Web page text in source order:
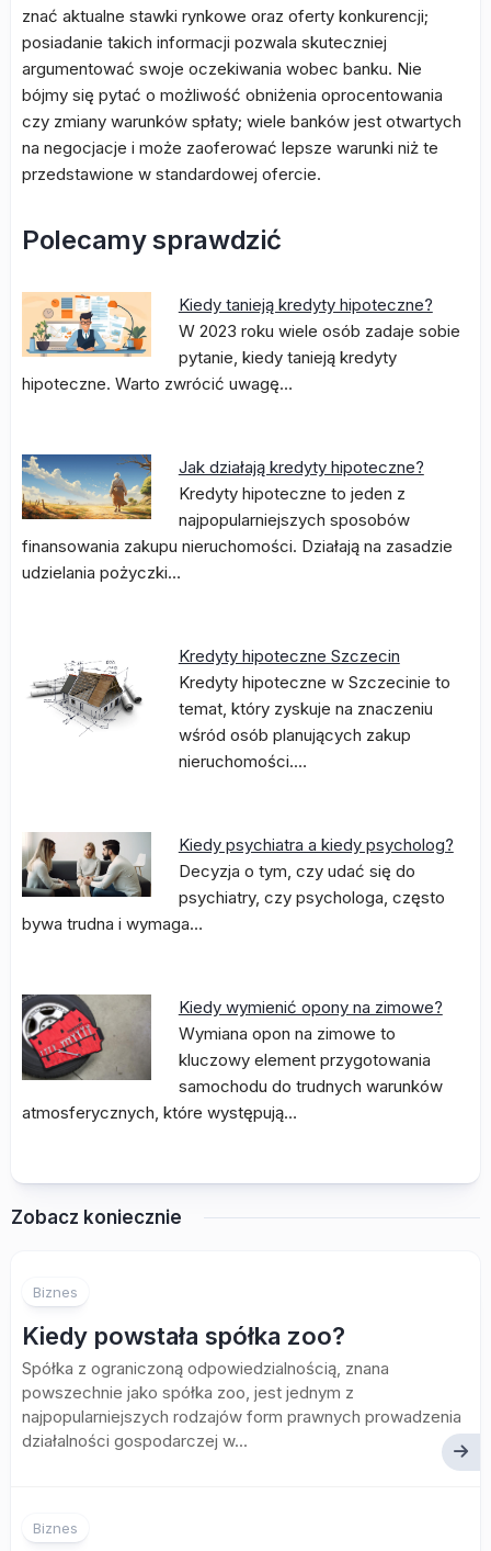
znać aktualne stawki rynkowe oraz oferty konkurencji;
posiadanie takich informacji pozwala skuteczniej
argumentować swoje oczekiwania wobec banku. Nie
bójmy się pytać o możliwość obniżenia oprocentowania
czy zmiany warunków spłaty; wiele banków jest otwartych
na negocjacje i może zaoferować lepsze warunki niż te
przedstawione w standardowej ofercie.
Polecamy sprawdzić
Kiedy tanieją kredyty hipoteczne?
W 2023 roku wiele osób zadaje sobie
pytanie, kiedy tanieją kredyty
hipoteczne. Warto zwrócić uwagę…
Jak działają kredyty hipoteczne?
Kredyty hipoteczne to jeden z
najpopularniejszych sposobów
finansowania zakupu nieruchomości. Działają na zasadzie
udzielania pożyczki…
Kredyty hipoteczne Szczecin
Kredyty hipoteczne w Szczecinie to
temat, który zyskuje na znaczeniu
wśród osób planujących zakup
nieruchomości.…
Kiedy psychiatra a kiedy psycholog?
Decyzja o tym, czy udać się do
psychiatry, czy psychologa, często
bywa trudna i wymaga…
Kiedy wymienić opony na zimowe?
Wymiana opon na zimowe to
kluczowy element przygotowania
samochodu do trudnych warunków
atmosferycznych, które występują…
Zobacz koniecznie
Biznes
Kiedy powstała spółka zoo?
Spółka z ograniczoną odpowiedzialnością, znana
powszechnie jako spółka zoo, jest jednym z
najpopularniejszych rodzajów form prawnych prowadzenia
działalności gospodarczej w...
Biznes